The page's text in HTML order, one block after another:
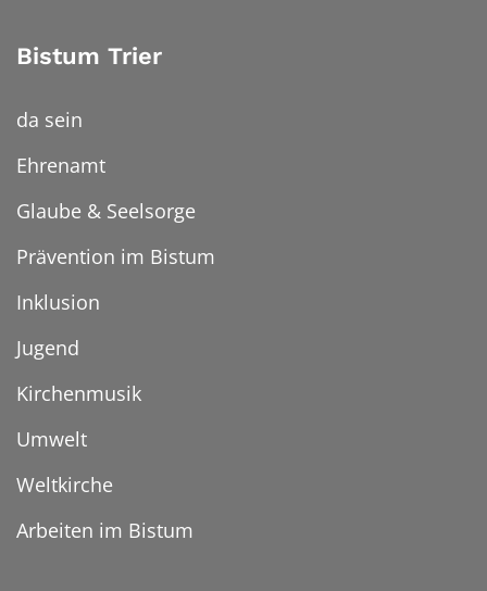
Bistum Trier
da sein
Ehrenamt
Glaube & Seelsorge
Prävention im Bistum
Inklusion
Jugend
Kirchenmusik
Umwelt
Weltkirche
Arbeiten im Bistum